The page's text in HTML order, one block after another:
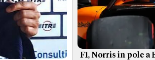
F1, Norris in pole a